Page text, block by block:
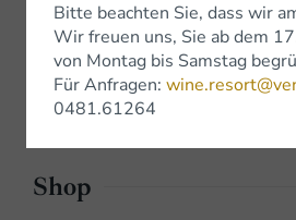
Vini Rossi
Wine Experience
Shop
Bitte beachten Sie, dass wir
Wir freuen uns, Sie ab dem
von Montag bis Samstag
Für Anfragen:
0481.61264